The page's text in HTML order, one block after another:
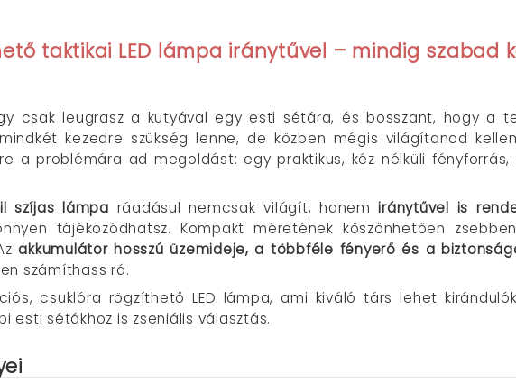
taktikai LED lámpa iránytűvel – mindig szabad
csak leugrasz a kutyával egy esti sétára, és bosszant, hogy a
kezedre szükség lenne, de közben mégis világítanod
a problémára ad megoldást: egy praktikus, kéz nélküli
szíjas lámpa ráadásul nemcsak világít, hanemiránytűvel is
tájékozódhatsz. Kompakt méretének köszönhetően
akkumulátor hosszú üzemideje, a többféle fényerő és a
számíthass rá.
csuklóra rögzíthető LED lámpa, ami kiváló társ lehet
esti sétákhoz is zseniális választás.